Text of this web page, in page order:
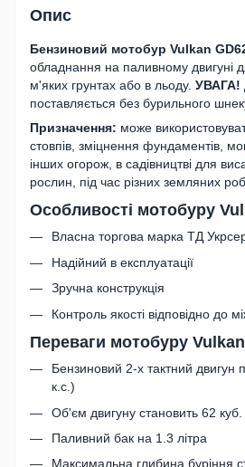
Опис
Бензиновий мотобур Vulkan
обладнання на паливному двигуні
м'яких грунтах або в льоду. УВАГА!
поставляється без бурильного
Призначення: може
стовпів, зміцнення фундаментів,
інших огорож, в садівництві для
рослин, під час різних земляних
Особливості мотобуру
Власна торгова марка ТД
Надійний в експлуатації
Зручна конструкція
Контроль якості відповідно до
Переваги мотобуру
Бензиновий 2-х тактний двигун
к.с.)
Об'єм двигуну становить 62
Паливний бак на 1.3 літра
Максимальна глибина буріння